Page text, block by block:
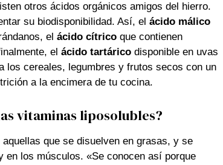
otros ácidos orgánicos amigos del hierro.
su biodisponibilidad. Así, el ácido málico
el ácido cítricoque contienen
el ácido tartáricodisponible en uvas
los cereales, legumbres y frutos secos con un
a la encimera de tu cocina.
vitaminas liposolubles?
que se disuelven en grasas, y se
los músculos. «Se conocen así porque